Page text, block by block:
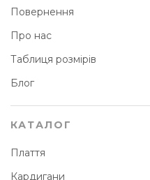
Повернення
Про нас
Таблиця розмірів
Блог
КАТАЛОГ
Плаття
Кардигани